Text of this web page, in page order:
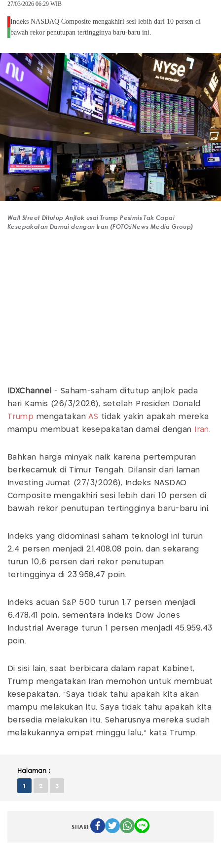
27/03/2026 06:29 WIB
Indeks NASDAQ Composite mengakhiri sesi lebih dari 10 persen di
bawah rekor penutupan tertingginya baru-baru ini.
Wall Street Ditutup Anjlok usai Trump Pesimis Tak Capai
Kesepakatan Damai dengan Iran (FOTO:iNews Media Group)
IDXChannel
- Saham-saham ditutup anjlok pada
hari Kamis (26/3/2026), setelah Presiden Donald
Trump mengatakanAS tidak yakin apakah mereka
mampu membuat kesepakatan damai dengan
Iran.
Bahkan harga minyak naik karena pertempuran
berkecamuk di Timur Tengah. Dilansir dari laman
Investing Jumat (27/3/2026), Indeks NASDAQ
Composite mengakhiri sesi lebih dari 10 persen di
bawah rekor penutupan tertingginya baru-baru ini.
Indeks yang didominasi saham teknologi ini turun
2,4 persen menjadi 21.408,08 poin, dan sekarang
turun 10,6 persen dari rekor penutupan
tertingginya di 23.958,47 poin.
Indeks acuan S&P 500 turun 1,7 persen menjadi
6.478,41 poin, sementara indeks Dow Jones
Industrial Average turun 1 persen menjadi 45.959,43
poin.
Di sisi lain, saat berbicara dalam rapat Kabinet,
Trump mengatakan Iran memohon untuk membuat
kesepakatan. "Saya tidak tahu apakah kita akan
mampu melakukan itu. Saya tidak tahu apakah kita
bersedia melakukan itu. Seharusnya mereka sudah
melakukannya empat minggu lalu," kata Trump.
Halaman :
1 2 3
SHARE